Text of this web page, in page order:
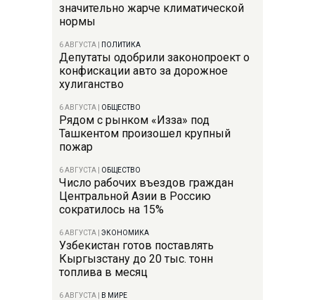
значительно жарче климатической
нормы
6 АВГУСТА ПОЛИТИКА
Депутаты одобрили законопроект о
конфискации авто за дорожное
хулиганство
6 АВГУСТА ОБЩЕСТВО
Рядом с рынком «Изза» под
Ташкентом произошел крупный
пожар
6 АВГУСТА ОБЩЕСТВО
Число рабочих въездов граждан
Центральной Азии в Россию
сократилось на 15%
6 АВГУСТА ЭКОНОМИКА
Узбекистан готов поставлять
Кыргызстану до 20 тыс. тонн
топлива в месяц
6 АВГУСТА В МИРЕ